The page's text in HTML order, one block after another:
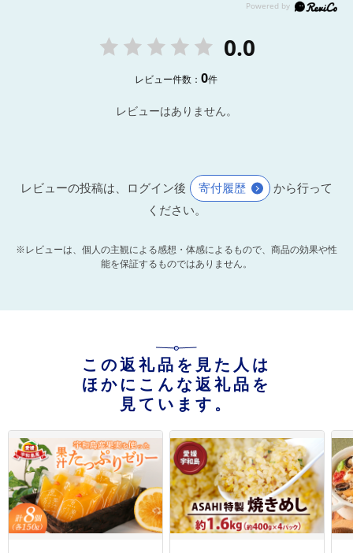
0.0
レビュー件数：0件
レビューはありません。
レビューの投稿は、ログイン後 寄付履歴
から行って
ください。
※レビューは、個人の主観による感想・体感によるもので、商品の効果や性
能を保証するものではありません。
この返礼品を見た人は
ほかにこんな返礼品を
見ています。